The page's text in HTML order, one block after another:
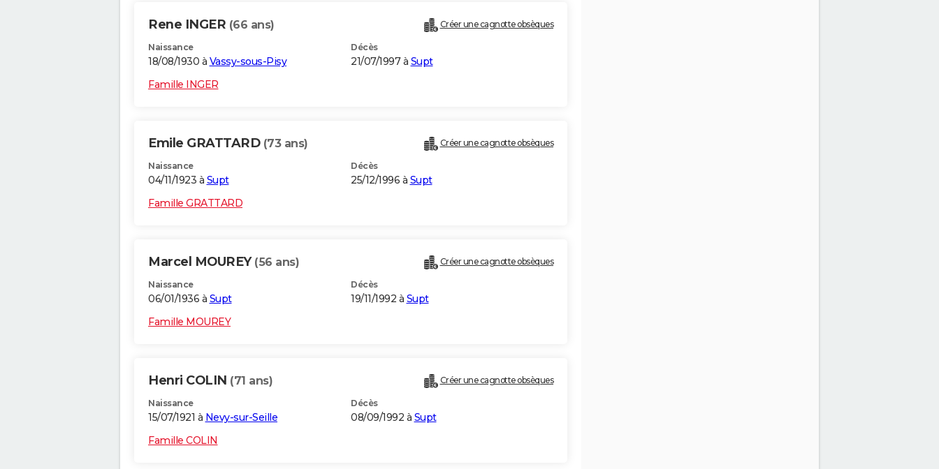
Rene INGER (66 ans) Créer une cagnotte obsèques
Naissance
18/08/1930 à Vassy-sous-Pisy
Décès
21/07/1997 à Supt
Famille INGER
Emile GRATTARD (73 ans) Créer une cagnotte obsèques
Naissance
04/11/1923 à Supt
Décès
25/12/1996 à Supt
Famille GRATTARD
Marcel MOUREY (56 ans) Créer une cagnotte obsèques
Naissance
06/01/1936 à Supt
Décès
19/11/1992 à Supt
Famille MOUREY
Henri COLIN (71 ans) Créer une cagnotte obsèques
Naissance
15/07/1921 à Nevy-sur-Seille
Décès
08/09/1992 à Supt
Famille COLIN